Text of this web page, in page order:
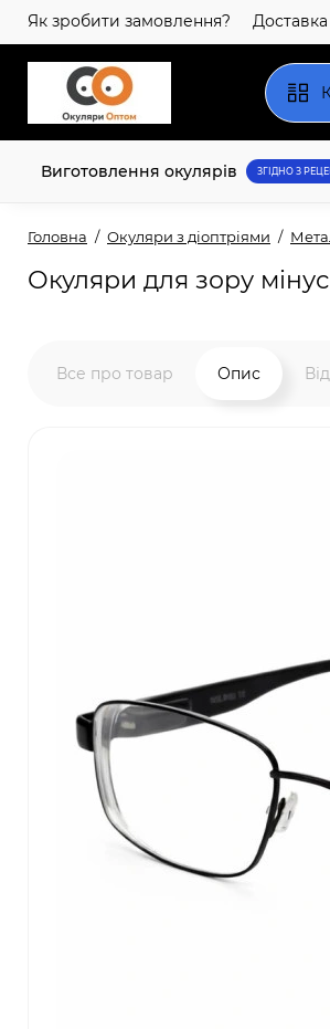
Як зробити замовлення?
Виготовлення окулярів ЗГІДНО З
Головна Окуляри з діоптріями
Окуляри для зору
Все про товар Опис